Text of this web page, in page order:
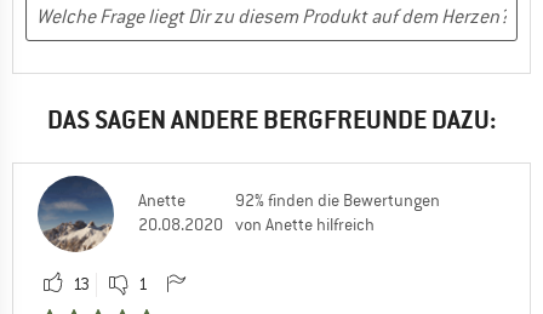
EINSATZBEREICH
Nein, ich würde das Produkt nicht weiterempfehlen
DAS SAGEN ANDERE BERGFREUNDE DAZU:
Anette
20.08.2020
92% finden die Bewertungen
von Anette hilfreich
13 1